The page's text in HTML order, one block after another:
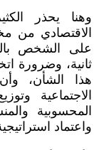
وهنا يحذر
الاقتصادي من
على الشخص
ثانية، وضرورة
هذا الشأن،
الاجتماعية
المحسوبية
واعتماد